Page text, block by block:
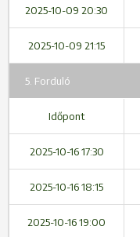
2025-10-09 20:30
2025-10-09 21:15
5. Forduló
Időpont
2025-10-16 17:30
2025-10-16 18:15
2025-10-16 19:00